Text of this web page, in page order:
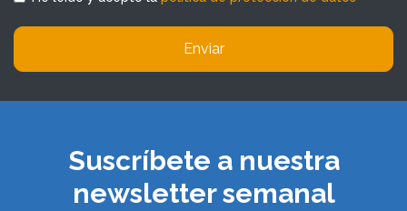
Enviar
Suscríbete a nuestra
newsletter semanal